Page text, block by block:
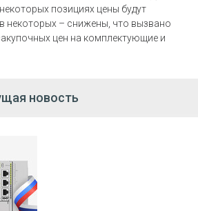
позициях цены будут
некоторых – снижены, что вызвано
цен на комплектующие и
новость